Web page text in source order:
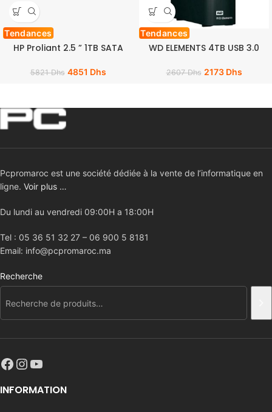
Tendances
HP Proliant 2.5 ” 1TB SATA
5821Dhs 4851 Dhs
Tendances
WD ELEMENTS 4TB USB 3.0
2607Dhs 2173 Dhs
Pcpromaroc est une société dédiée à la vente de l’informatique en
ligne. Voir plus …
Du lundi au vendredi 09:00H a 18:00H
Tel : 05 36 51 32 27 – 06 900 5 8181
Email: info@pcpromaroc.ma
Recherche
INFORMATION